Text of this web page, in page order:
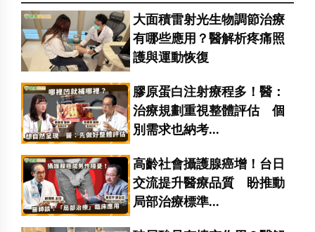
大面積雷射光生物調節治療
有哪些應用？醫解析疼痛照
護與運動恢復
膠原蛋白注射療程多！醫：
治療規劃重視整體評估 個
別需求也納考...
高齡社會攝護腺癌增！台日
交流提升醫療品質 盼推動
局部治療標準...